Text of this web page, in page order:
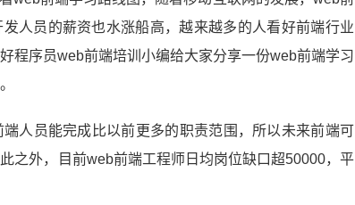
人员的薪资也水涨船高，越来越多的人看好前端行业
程序员web前端培训小编给大家分享一份web前端学习
员能完成比以前更多的职责范围，所以未来前端可
之外，目前web前端工程师日均岗位缺口超50000，平